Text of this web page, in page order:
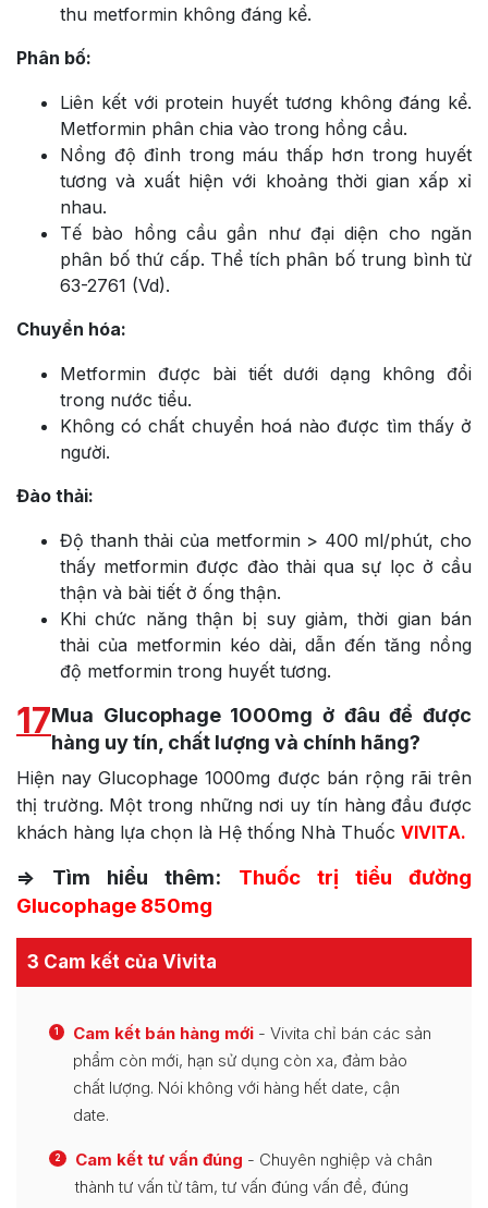
thu metformin không đáng kể.
Phân bố:
Liên kết với protein huyết tương không đáng kể.
Metformin phân chia vào trong hồng cầu.
Nồng độ đỉnh trong máu thấp hơn trong huyết
tương và xuất hiện với khoảng thời gian xấp xỉ
nhau.
Tế bào hồng cầu gần như đại diện cho ngăn
phân bố thứ cấp. Thể tích phân bố trung bình từ
63-2761 (Vd).
Chuyển hóa:
Metformin được bài tiết dưới dạng không đổi
trong nước tiểu.
Không có chất chuyển hoá nào được tìm thấy ở
người.
Đào thải:
Độ thanh thải của metformin > 400 ml/phút, cho
thấy metformin được đào thải qua sự lọc ở cầu
thận và bài tiết ở ống thận.
Khi chức năng thận bị suy giảm, thời gian bán
thải của metformin kéo dài, dẫn đến tăng nồng
độ metformin trong huyết tương.
17Mua Glucophage 1000mg ở đâu để được
hàng uy tín, chất lượng và chính hãng?
Hiện nay Glucophage 1000mg được bán rộng rãi trên
thị trường. Một trong những nơi uy tín hàng đầu được
khách hàng lựa chọn là Hệ thống Nhà Thuốc VIVITA.
=> Tìm hiểu thêm: Thuốc trị tiểu đường
Glucophage 850mg
3 Cam kết của Vivita
1 Cam kết bán hàng mới - Vivita chỉ bán các sản
phẩm còn mới, hạn sử dụng còn xa, đảm bảo
chất lượng. Nói không với hàng hết date, cận
date.
2 Cam kết tư vấn đúng - Chuyên nghiệp và chân
thành tư vấn từ tâm, tư vấn đúng vấn đề, đúng